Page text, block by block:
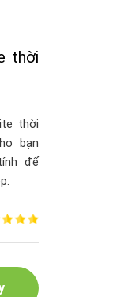
thời
thời
bạn
để